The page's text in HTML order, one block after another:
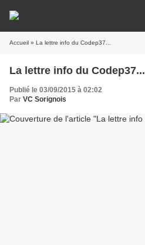
Accueil » La lettre info du Codep37...
La lettre info du Codep37...
Publié le 03/09/2015 à 02:02
Par VC Sorignois